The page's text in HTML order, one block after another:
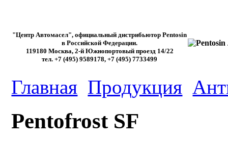
"Центр Автомасел", официальный дистрибьютор Pentosin
в Российской Федерации.
119180 Москва, 2-й Южнопортовый проезд 14/22
тел. +7 (495) 9589178, +7 (495) 7733499
Главная Продукция
Pentofrost SF